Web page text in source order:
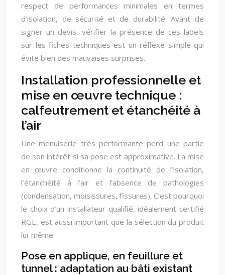
respect de performances minimales en termes
d’isolation, de sécurité et de durabilité. Avant de
signer un devis, vérifier la présence de ces labels
sur les fiches techniques est un réflexe simple qui
évite bien des mauvaises surprises.
Installation professionnelle et
mise en œuvre technique :
calfeutrement et étanchéité à
l’air
Une menuiserie très performante perd une partie
de son intérêt si sa pose est approximative. La mise
en œuvre conditionne la continuité de l’isolation,
l’étanchéité à l’air et l’absence de pathologies
(condensation, moisissures, fissures). C’est pourquoi
le choix d’un installateur qualifié, idéalement certifié
RGE, est aussi important que la sélection du produit
lui-même.
Pose en applique, en feuillure et
tunnel : adaptation au bâti existant